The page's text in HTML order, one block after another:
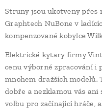
Struny jsou ukotveny přes
Graphtech NuBone v
kompenzované kobylce
Elektrické kytary firmy
cenu výborné zpracování i
mnohem dražších
dobře a nezklamou vás ani
volbu pro začínající hráče,